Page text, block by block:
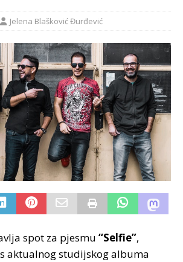
Jelena Blašković Đurđević
spot za pjesmu “Selfie”,
aktualnog studijskog albuma